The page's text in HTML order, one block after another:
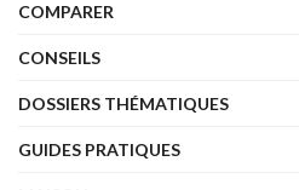
COMPARER
CONSEILS
DOSSIERS THÉMATIQUES
GUIDES PRATIQUES